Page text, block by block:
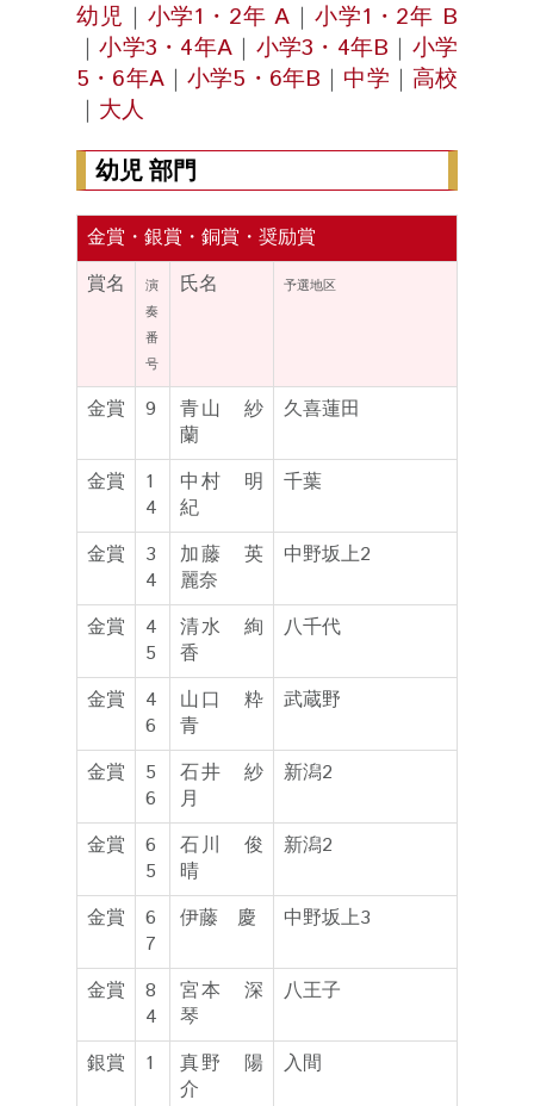
幼児 ｜ 小学1・2年 A ｜小学1・2年 B
｜小学3・4年A｜ 小学3・4年B ｜ 小学
5・6年A｜小学5・6年B ｜ 中学 ｜ 高校
｜ 大人
幼児 部門
金賞・銀賞・銅賞・奨励賞
賞名
演
奏
番
号
氏名 予選地区
金賞 9
青山 紗
蘭
久喜蓮田
金賞
1
4
中村 明
紀
千葉
金賞
3
4
加藤 英
麗奈
中野坂上2
金賞
4
5
清水 絢
香
八千代
金賞
4
6
山口 粋
青
武蔵野
金賞
5
6
石井 紗
月
新潟2
金賞
6
5
石川 俊
晴
新潟2
金賞
6
7
伊藤 慶 中野坂上3
金賞
8
4
宮本 深
琴
八王子
銀賞 1
真野 陽
介
入間